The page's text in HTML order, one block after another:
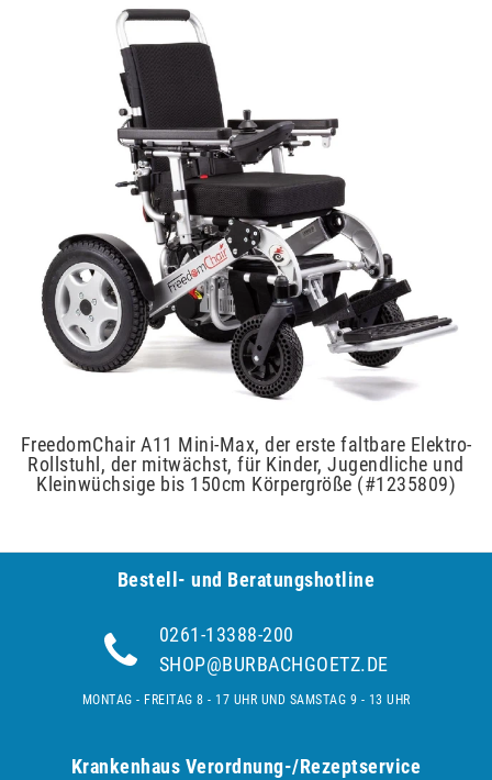
FreedomChair A11 Mini-Max, der erste faltbare Elektro-
Rollstuhl, der mitwächst, für Kinder, Jugendliche und
Kleinwüchsige bis 150cm Körpergröße (#1235809)
Bestell- und Be­ra­tungs­hot­line
0261-13388-200
SHOP@BURBACHGOETZ.DE
MONTAG - FREITAG 8 - 17 UHR UND SAMSTAG 9 - 13 UHR
Krankenhaus Verordnung-/Rezeptservice